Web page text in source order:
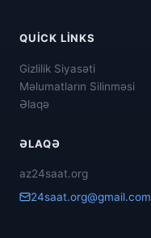
QUICK LINKS
Gizlilik Siyasəti
Məlumatların Silinməsi
Əlaqə
ƏLAQƏ
az24saat.org
24saat.org@gmail.com